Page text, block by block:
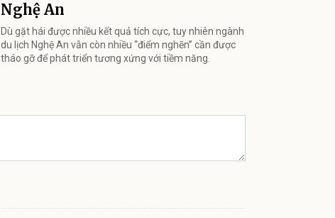
Nghệ An
Dù gặt hái được nhiều kết quả tích cực, tuy nhiên ngành
du lịch Nghệ An vẫn còn nhiều “điểm nghẽn” cần được
tháo gỡ để phát triển tương xứng với tiềm năng.